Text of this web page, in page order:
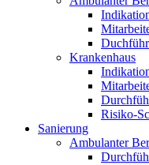
Krankenhaus
Risiko-
Sanierung
Ambulanter